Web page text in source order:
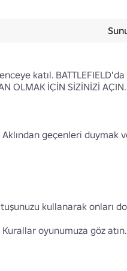
katıl.
OLMAK İÇİN SİZİNİZİ AÇIN.
geçenleri duymak
kullanarak onları
oyunumuza göz